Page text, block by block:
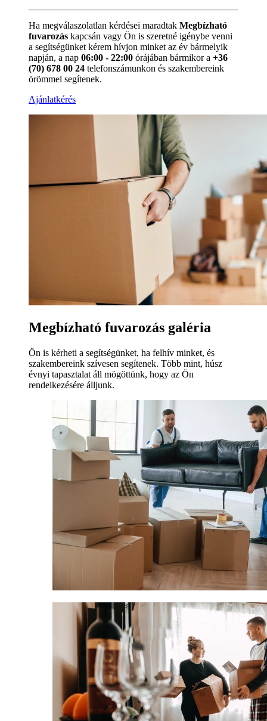
Ha megválaszolatlan kérdései maradtak Megbízható
fuvarozás kapcsán vagy Ön is szeretné igénybe venni
a segítségünket kérem hívjon minket az év bármelyik
napján, a nap 06:00 - 22:00 órájában bármikor a +36
(70) 678 00 24 telefonszámunkon és szakembereink
örömmel segítenek.
Ajánlatkérés
Megbízható fuvarozás galéria
Ön is kérheti a segítségünket, ha felhív minket, és
szakembereink szívesen segítenek. Több mint, húsz
évnyi tapasztalat áll mögöttünk, hogy az Ön
rendelkezésére álljunk.